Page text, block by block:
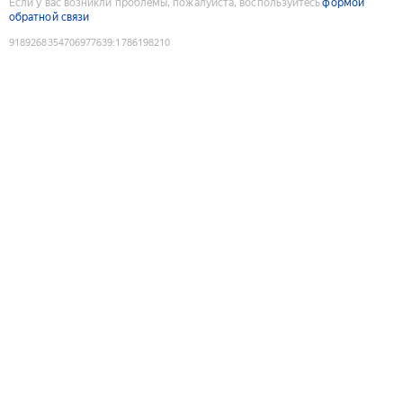
обратной связи
9189268354706977639:1786198210